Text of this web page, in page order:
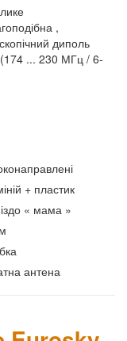
,
диполь
... 230 МГц / 6-
+ пластик
« мама »
антена